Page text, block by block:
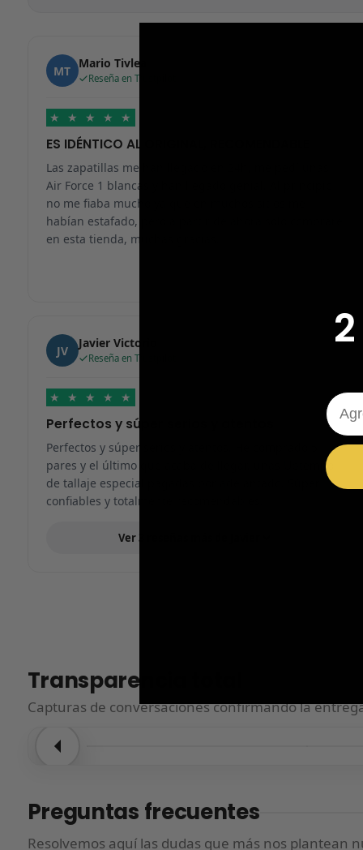
MT Mario Tivlea
Reseña en Trustpilot
★ ★ ★ ★ ★
ES IDÉNTICO AL ORIGINAL, RECOMENDABLE
Las zapatillas me han llegado en 24h, me pedí unas
Air Force 1 blancas y han llegado genial. Al principio
no me fiaba mucho ya que en muchos sitios me
habían estafado, pero a partir de ahora solo compraré
en esta tienda, muchas gracias.
JV Javier Victorio
Reseña en Trustpilot
★ ★ ★ ★ ★
Perfectos y súper serios y atentos
Perfectos y súper serios y atentos. He comprado 5
pares y el último que acaba de llegar, unas Uptempo
de tallaje especial pagadas por adelantado. Súper
confiables y totalmente recomendables.
Ver 3 reseñas más de Javier
Transparencia total
Capturas de conversaciones confirmando la
Preguntas frecuentes
Resolvemos aquí las dudas que más nos plantean
Email